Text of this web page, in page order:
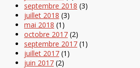
septembre 2018 (3)
juillet 2018 (3)
mai 2018 (1)
octobre 2017 (2)
septembre 2017 (1)
juillet 2017 (1)
juin 2017 (2)